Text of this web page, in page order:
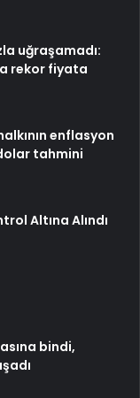
uğraşamadı:
rekor fiyata
enflasyon
tahmini
Altına Alındı
bindi,